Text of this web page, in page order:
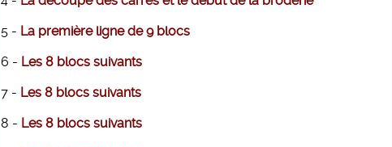
5 - La première ligne de 9 blocs
6 - Les 8 blocs suivants
7 - Les 8 blocs suivants
8 - Les 8 blocs suivants